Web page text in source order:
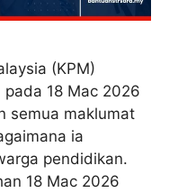
(KPM)
18 Mac 2026
semua maklumat
ia
pendidikan.
18 Mac 2026